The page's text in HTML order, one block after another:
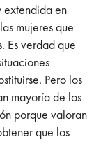
extendida en
mujeres que
Es verdad que
Pero los
mayoría de los
porque valoran
que los